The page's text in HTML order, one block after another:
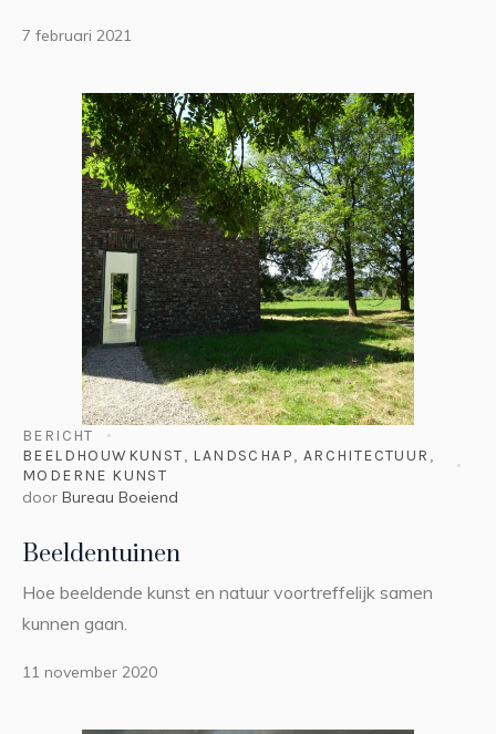
7 februari 2021
BERICHT
BEELDHOUWKUNST, LANDSCHAP, ARCHITECTUUR ,
MODERNE KUNST
door Bureau Boeiend
Beeldentuinen
Hoe beeldende kunst en natuur voortreffelijk samen
kunnen gaan.
11 november 2020